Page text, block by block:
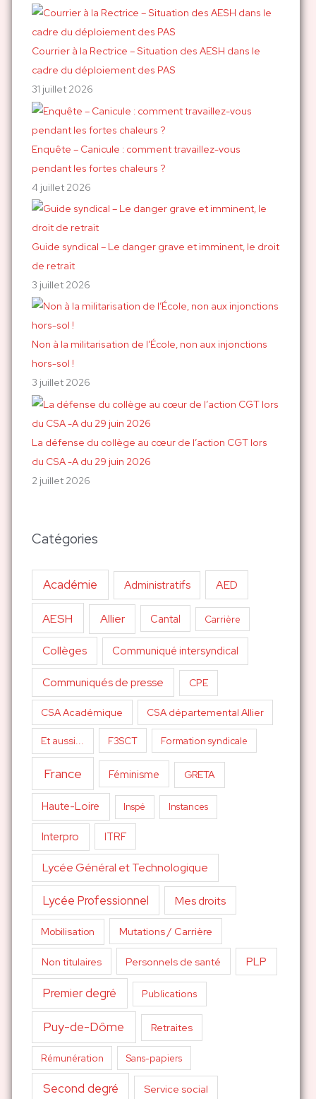
r
c
h
e
r
:
Courrier à la Rectrice – Situation des AESH dans le
cadre du déploiement des PAS
31 juillet 2026
Enquête – Canicule : comment travaillez-vous
pendant les fortes chaleurs ?
4 juillet 2026
Guide syndical – Le danger grave et imminent, le droit
de retrait
3 juillet 2026
Non à la militarisation de l’École, non aux injonctions
hors-sol !
3 juillet 2026
La défense du collège au cœur de l’action CGT lors
du CSA -A du 29 juin 2026
2 juillet 2026
Catégories
Académie Administratifs AED
AESH Allier Cantal Carrière
Collèges Communiqué intersyndical
Communiqués de presse CPE
CSA Académique CSA départemental Allier
Et aussi... F3SCT Formation syndicale
France Féminisme GRETA
Haute-Loire Inspé Instances
Interpro ITRF
Lycée Général et Technologique
Lycée Professionnel Mes droits
Mobilisation Mutations / Carrière
Non titulaires Personnels de santé PLP
Premier degré Publications
Puy-de-Dôme Retraites
Rémunération Sans-papiers
Second degré Service social